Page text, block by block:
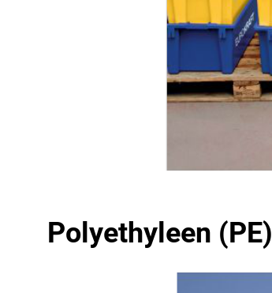
Polyethyleen (PE)